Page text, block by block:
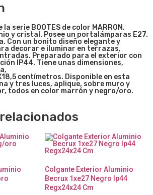
serie BOOTES de color MARRON.
y cristal. Posee un portalámparas E27.
Con un bonito diseño elegante y
decorar e iluminar en terrazas,
Preparado para el exterior con
IP44. Tiene unas dimensiones,
centímetros. Disponible en esta
y tres luces, aplique, sobre muro y
todos en color marrón y negro/oro.
Colgante Exterior Aluminio
Becrux 1xe27 Negro Ip44
Regx24x24 Cm